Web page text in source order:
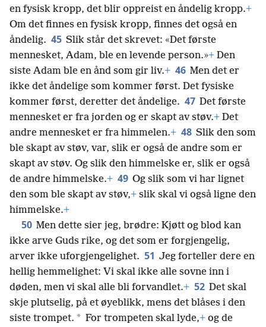
en fysisk kropp, det blir oppreist en åndelig kropp.+
Om det finnes en fysisk kropp, finnes det også en
åndelig. 45 Slik står det skrevet: «Det første
mennesket, Adam, ble en levende person.»+ Den
siste Adam ble en ånd som gir liv.+ 46 Men det er
ikke det åndelige som kommer først. Det fysiske
kommer først, deretter det åndelige. 47 Det første
mennesket er fra jorden og er skapt av støv.+ Det
andre mennesket er fra himmelen.+ 48 Slik den som
ble skapt av støv, var, slik er også de andre som er
skapt av støv. Og slik den himmelske er, slik er også
de andre himmelske.+ 49 Og slik som vi har lignet
den som ble skapt av støv,+ slik skal vi også ligne den
himmelske.+
50 Men dette sier jeg, brødre: Kjøtt og blod kan
ikke arve Guds rike, og det som er forgjengelig,
arver ikke uforgjengelighet. 51 Jeg forteller dere en
hellig hemmelighet: Vi skal ikke alle sovne inn i
døden, men vi skal alle bli forvandlet.+ 52 Det skal
skje plutselig, på et øyeblikk, mens det blåses i den
siste trompet. * For trompeten skal lyde,+ og de